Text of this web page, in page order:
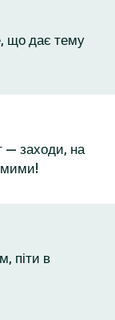
що дає тему
— заходи, на
піти в